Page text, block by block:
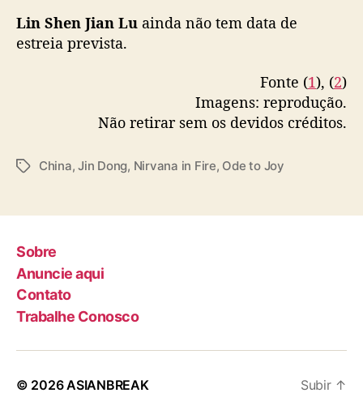
u
Lin Shen Jian Lu ainda não tem data de
estreia prevista.
Fonte (1), (2)
Imagens: reprodução.
Não retirar sem os devidos créditos.
T
s
China,Jin Dong, Nirvana in Fire, Ode to Joy
Sobre
Anuncie aqui
Contato
Trabalhe Conosco
© 2026ASIANBREAK Subir ↑